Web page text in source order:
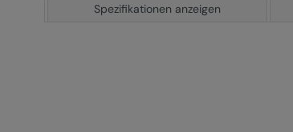
Spezifikationen anzeigen